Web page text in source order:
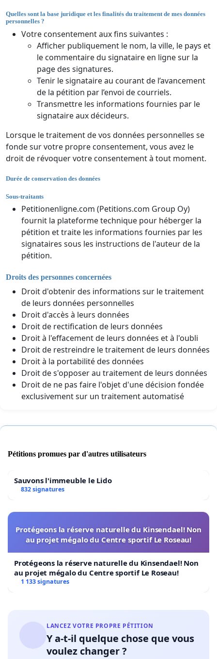
Quelles sont la base juridique et les finalités du traitement de mes données
personnelles ?
Votre consentement aux fins suivantes :
Afficher publiquement le nom, la ville, le pays et
le commentaire du signataire en ligne sur la
page des signatures.
Tenir le signataire au courant de l’avancement
de la pétition par l’envoi de courriels.
Transmettre les informations fournies par le
signataire aux décideurs.
Lorsque le traitement de vos données personnelles se
fonde sur votre propre consentement, vous avez le
droit de révoquer votre consentement à tout moment.
Durée de conservation des données
Sous-traitants
Petitionenligne.com (Petitions.com Group Oy)
fournit la plateforme technique pour héberger la
pétition et traite les informations fournies par les
signataires sous les instructions de l'auteur de la
pétition.
Droits des personnes concernées
Droit d'obtenir des informations sur le traitement
de leurs données personnelles
Droit d'accès à leurs données
Droit de rectification de leurs données
Droit à l'effacement de leurs données et à l'oubli
Droit de restreindre le traitement de leurs données
Droit à la portabilité des données
Droit de s'opposer au traitement de leurs données
Droit de ne pas faire l'objet d'une décision fondée
exclusivement sur un traitement automatisé
Pétitions promues par d'autres utilisateurs
Sauvons l'immeuble le Lido
832 signatures
Protégeons la réserve naturelle du Kinsendael! Non
au projet mégalo du Centre sportif Le Roseau!
Protégeons la réserve naturelle du Kinsendael! Non
au projet mégalo du Centre sportif Le Roseau!
1 133 signatures
LANCEZ VOTRE PROPRE PÉTITION
Y a-t-il quelque chose que vous
voulez changer ?